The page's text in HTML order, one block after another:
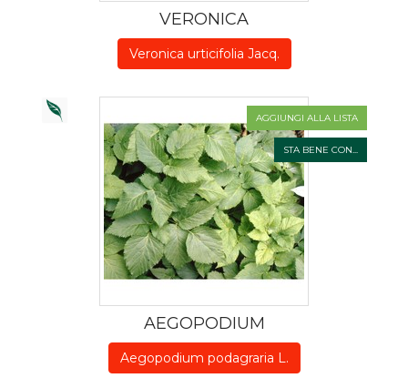
VERONICA
Veronica urticifolia Jacq.
AGGIUNGI ALLA LISTA
STA BENE CON...
AEGOPODIUM
Aegopodium podagraria L.